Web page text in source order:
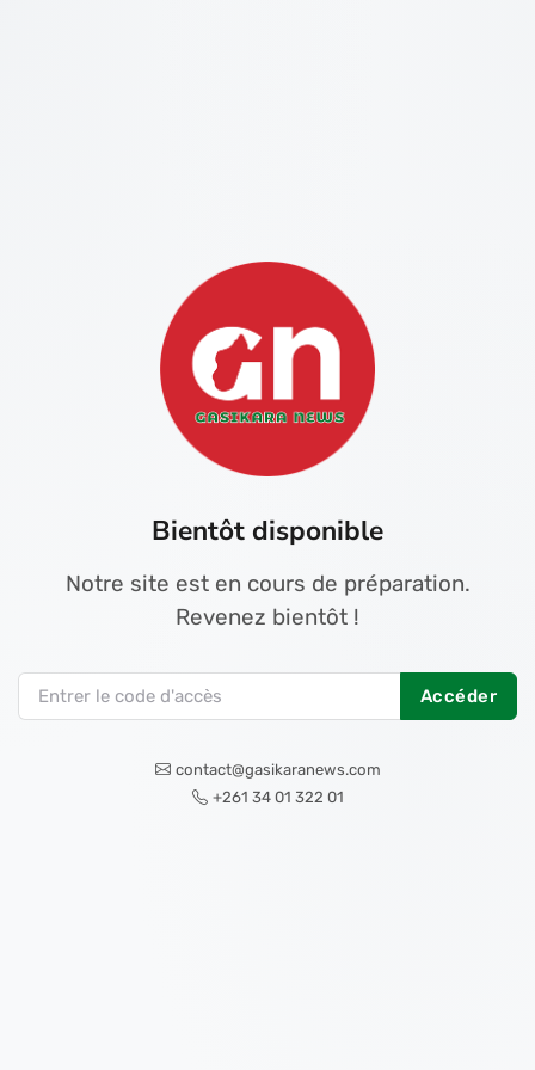
Bientôt disponible
Notre site est en cours de préparation.
Revenez bientôt !
Accéder
contact@gasikaranews.com
+261 34 01 322 01